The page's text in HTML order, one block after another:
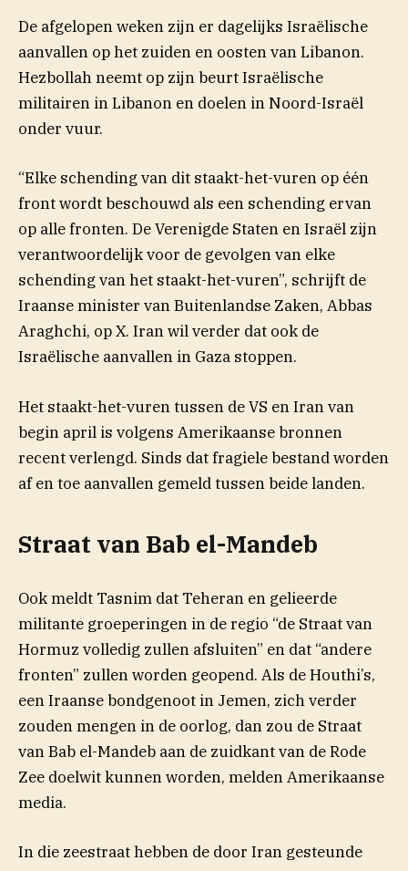
De afgelopen weken zijn er dagelijks Israëlische
aanvallen op het zuiden en oosten van Libanon.
Hezbollah neemt op zijn beurtIsraëlische
militairen in Libanon en doelen in Noord-Israël
onder vuur.
“Elke schending van dit staakt-het-vuren op één
front wordt beschouwd als een schending ervan
op alle fronten. De Verenigde Staten en Israël zijn
verantwoordelijk voor de gevolgen van elke
schending van het staakt-het-vuren”, schrijft de
Iraanse minister van Buitenlandse Zaken, Abbas
Araghchi, op X. Iran wil verder dat ook de
Israëlische aanvallen in Gaza stoppen.
Het staakt-het-vuren tussen de VS en Iran van
begin april is volgens Amerikaanse bronnen
recent verlengd. Sinds dat fragiele bestand worden
af en toe aanvallen gemeld tussen beide landen.
Straat van Bab el-Mandeb
Ook meldt Tasnim dat Teheran en gelieerde
militante groeperingen in de regio “de Straat van
Hormuz volledig zullen afsluiten” en dat “andere
fronten” zullen worden geopend. Als de Houthi’s,
een Iraanse bondgenoot in Jemen, zich verder
zouden mengen in de oorlog, dan zou de Straat
van Bab el-Mandeb aan de zuidkant van de Rode
Zee doelwit kunnen worden, melden Amerikaanse
media(opent in nieuw venster)
.
In die zeestraat hebben de door Iran gesteunde